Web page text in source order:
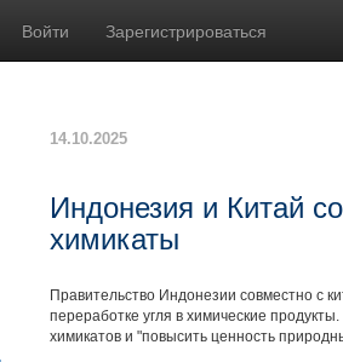
Войти Зарегистрироваться
14.10.2025
Индонезия и Китай
химикаты
Правительство Индонезии совместно с
переработке угля в химические
химикатов и "повысить ценность